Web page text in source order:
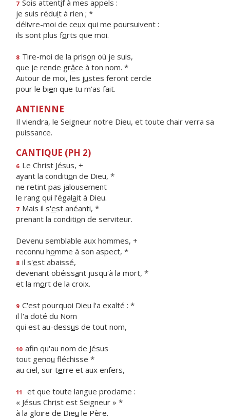
7 Sois attentif à mes appels :
je suis réduit à rien ; *
délivre-moi de ceux qui me poursuivent :
ils sont plus forts que moi.
8 Tire-moi de la prison où je suis,
que je rende grâce à ton nom. *
Autour de moi, les justes feront cercle
pour le bien que tu m’as fait.
ANTIENNE
Il viendra, le Seigneur notre Dieu, et toute chair verra sa
puissance.
CANTIQUE (PH 2)
6 Le Christ Jésus, +
ayant la condition de Dieu, *
ne retint pas jalousement
le rang qui l'égalait à Dieu.
7 Mais il s'est anéanti, *
prenant la condition de serviteur.
Devenu semblable aux hommes, +
reconnu homme à son aspect, *
8 il s'est abaissé,
devenant obéissant jusqu'à la mort, *
et la mort de la croix.
9 C'est pourquoi Dieu l'a exalté : *
il l'a doté du Nom
qui est au-dessus de tout nom,
10 afin qu'au nom de Jésus
tout genou fléchisse *
au ciel, sur terre et aux enfers,
11
et que toute langue proclame :
« Jésus Christ est Seigneur » *
à la gloire de Dieu le Père.